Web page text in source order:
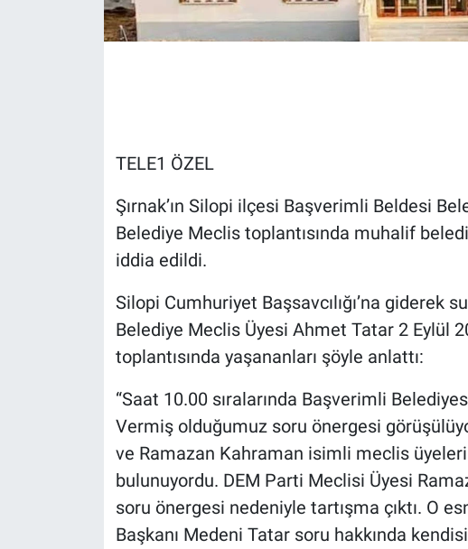
TELE1 ÖZEL
Şırnak’ın Silopi ilçesi Başverimli Beldesi
Belediye Meclis toplantısında muhalif
iddia edildi.
Silopi Cumhuriyet Başsavcılığı’na giderek
Belediye Meclis Üyesi Ahmet Tatar 2 Eylül
toplantısında yaşananları şöyle anlattı:
“Saat 10.00 sıralarında Başverimli
Vermiş olduğumuz soru önergesi
ve Ramazan Kahraman isimli meclis
bulunuyordu. DEM Parti Meclisi Üyesi
soru önergesi nedeniyle tartışma çıktı. O
Başkanı Medeni Tatar soru hakkında
Gündem Özel
Koronavirüs
Kültür Sanat
Ne demişti
Programlar